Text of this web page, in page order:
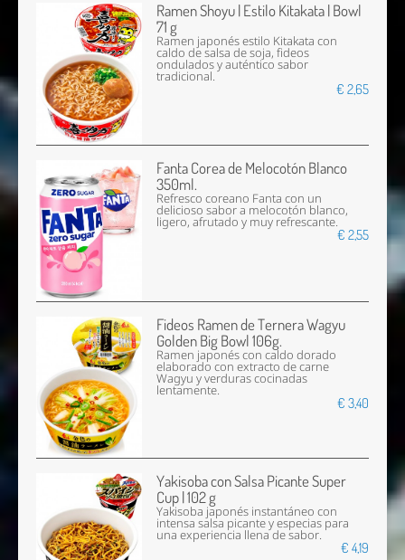
Ramen Shoyu | Estilo Kitakata | Bowl
71 g
Ramen japonés estilo Kitakata con
caldo de salsa de soja, fideos
ondulados y auténtico sabor
tradicional.
€ 2,65
Fanta Corea de Melocotón Blanco
350ml.
Refresco coreano Fanta con un
delicioso sabor a melocotón blanco,
ligero, afrutado y muy refrescante.
€ 2,55
Fideos Ramen de Ternera Wagyu
Golden Big Bowl 106g.
Ramen japonés con caldo dorado
elaborado con extracto de carne
Wagyu y verduras cocinadas
lentamente.
€ 3,40
Yakisoba con Salsa Picante Super
Cup | 102 g
Yakisoba japonés instantáneo con
intensa salsa picante y especias para
una experiencia llena de sabor.
€ 4,19